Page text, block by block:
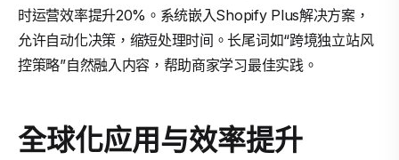
时运营效率提升20%。系统嵌入Shopify Plus解决方案，
允许自动化决策，缩短处理时间。长尾词如“跨境独立站风
控策略”自然融入内容，帮助商家学习最佳实践。
全球化应用与效率提升